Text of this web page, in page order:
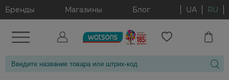
Бренды Магазины Блог UA RU